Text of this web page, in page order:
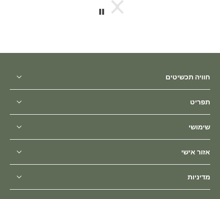
חוויה תכשיטים
תפריט
שימושי
אזור אישי
מדיניות